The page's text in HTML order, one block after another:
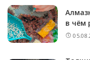
в чём